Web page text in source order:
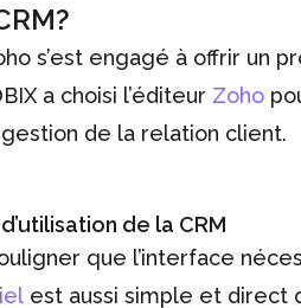
s’est engagé à offrir un
a choisi l’éditeur Zoho
de la relation client.
de la CRM
que l’interface
est aussi simple et direct